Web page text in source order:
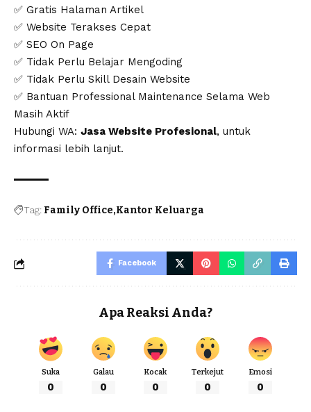
✅ Gratis Halaman Artikel
✅ Website Terakses Cepat
✅ SEO On Page
✅ Tidak Perlu Belajar Mengoding
✅ Tidak Perlu Skill Desain Website
✅ Bantuan Professional Maintenance Selama Web
Masih Aktif
Hubungi WA: Jasa Website Profesional, untuk
informasi lebih lanjut.
Tag: Family Office Kantor Keluarga
Facebook
Apa Reaksi Anda?
Suka
0
Galau
0
Kocak
0
Terkejut
0
Emosi
0